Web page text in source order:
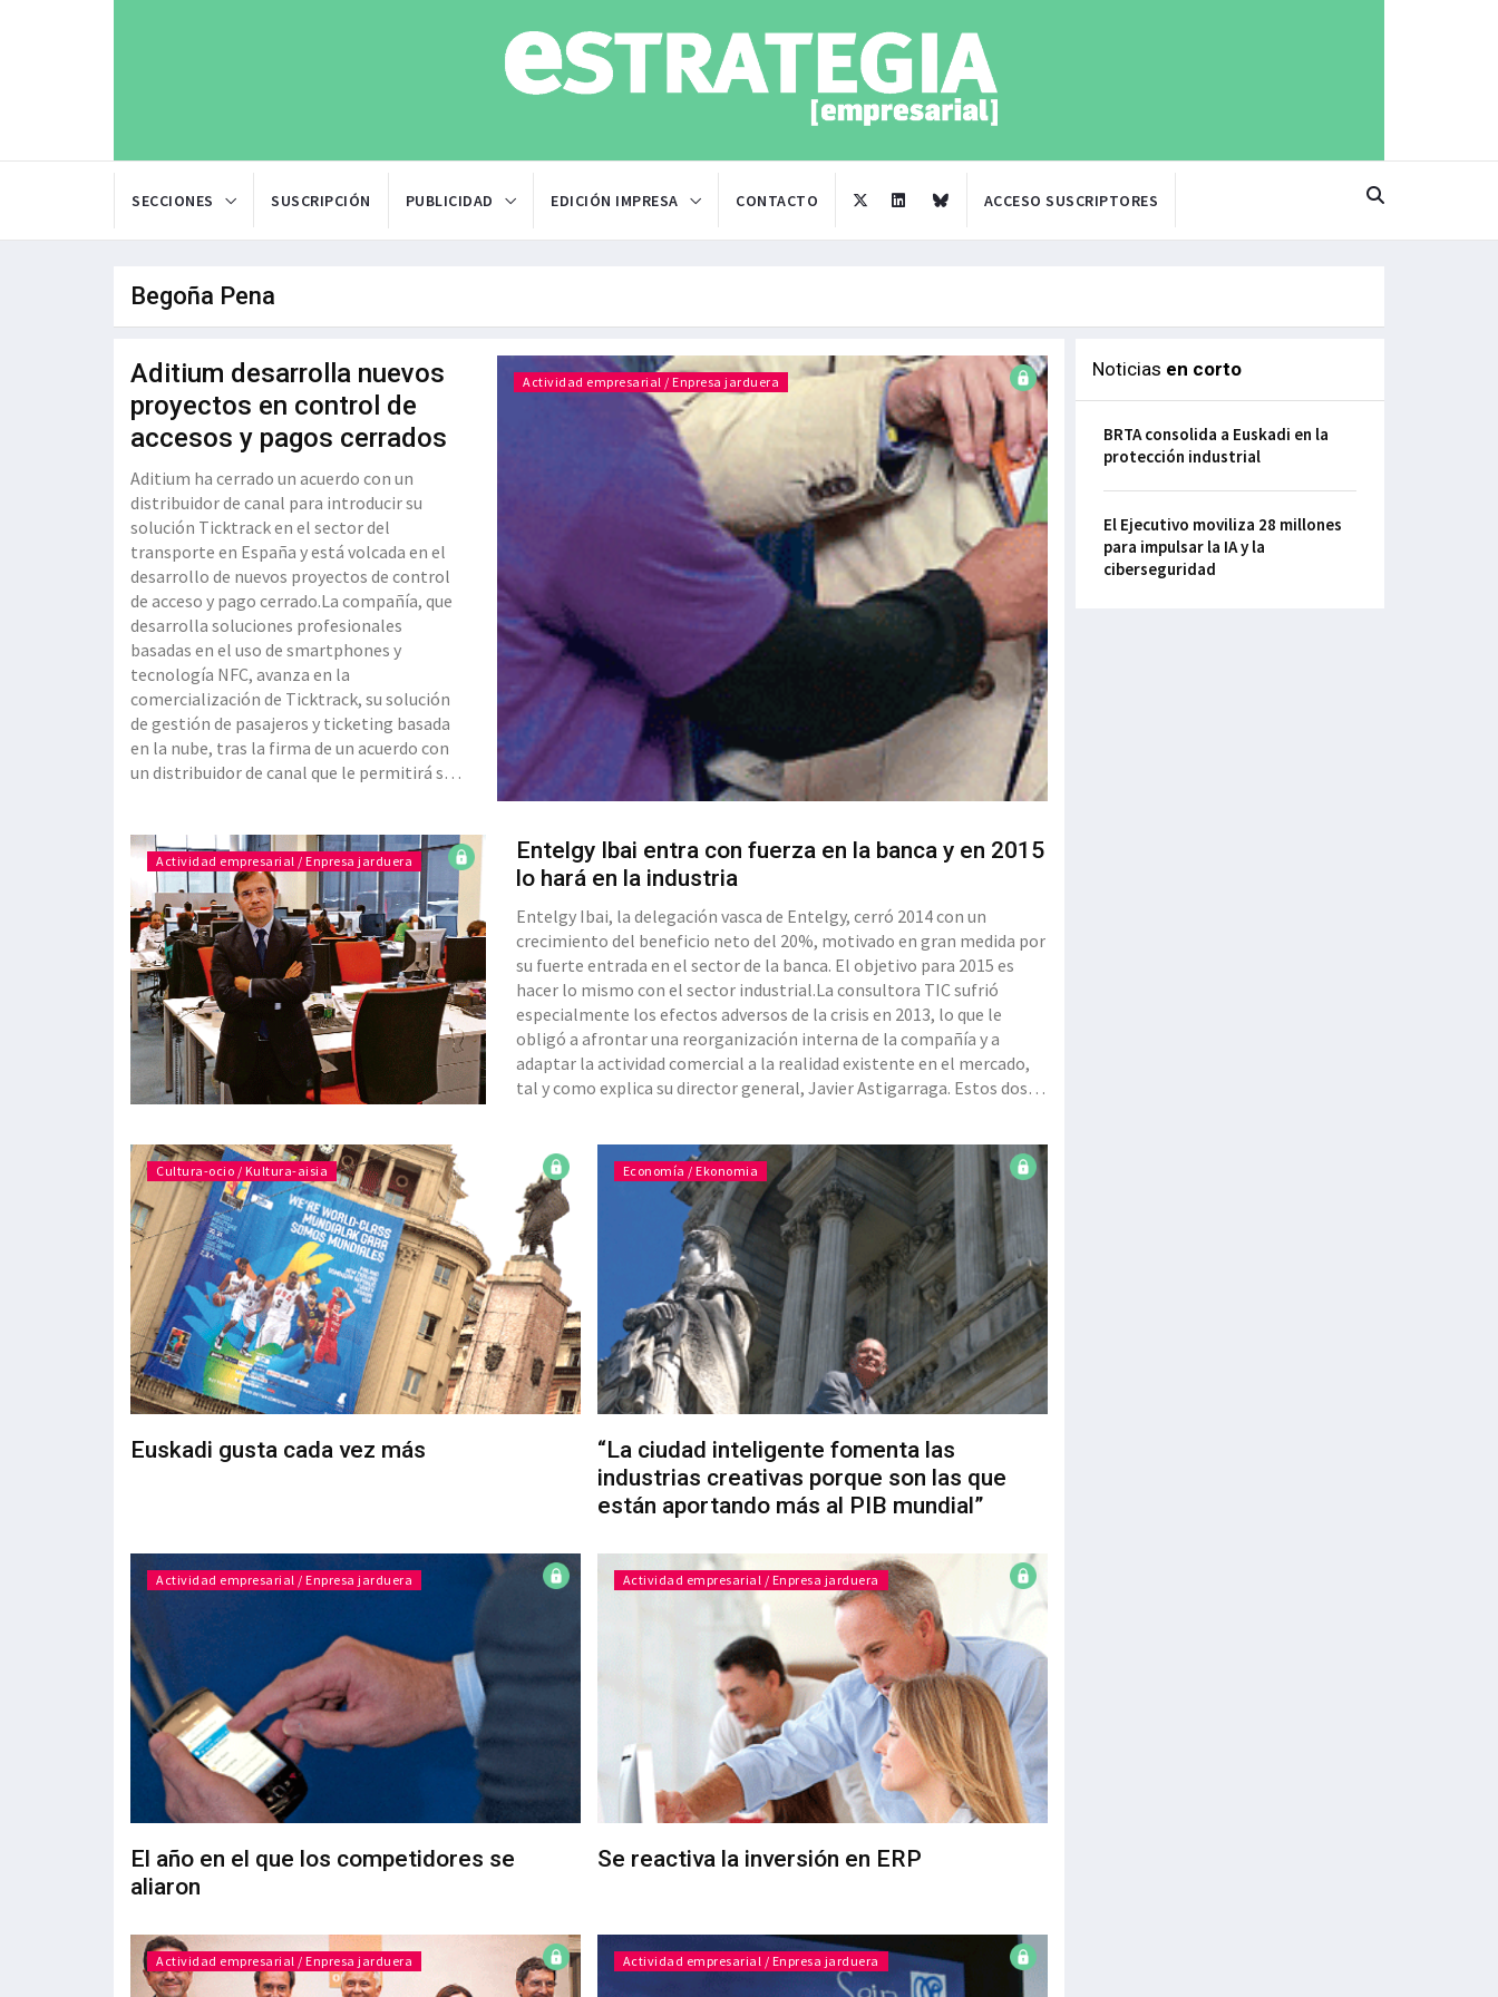
SECCIONES SUSCRIPCIÓN PUBLICIDAD EDICIÓN IMPRESA CONTACTO ACCESO SUSCRIPTORES
Begoña Pena
Aditium desarrolla nuevos
proyectos en control de
accesos y pagos cerrados
Aditium ha cerrado un acuerdo con un
distribuidor de canal para introducir su
solución Ticktrack en el sector del
transporte en España y está volcada en el
desarrollo de nuevos proyectos de control
de acceso y pago cerrado.La compañía, que
desarrolla soluciones profesionales
basadas en el uso de smartphones y
tecnología NFC, avanza en la
comercialización de Ticktrack, su solución
de gestión de pasajeros y ticketing basada
en la nube, tras la firma de un acuerdo con
un distribuidor de canal que le permitirá su
diferentes compañías. Cabe recordar que
esta solución
Actividad empresarial / Enpresa jarduera
Actividad empresarial / Enpresa jarduera
Entelgy Ibai entra con fuerza en la banca y en 2015
lo hará en la industria
Entelgy Ibai, la delegación vasca de Entelgy, cerró 2014 con un
crecimiento del beneficio neto del 20%, motivado en gran medida por
su fuerte entrada en el sector de la banca. El objetivo para 2015 es
hacer lo mismo con el sector industrial.La consultora TIC sufrió
especialmente los efectos adversos de la crisis en 2013, lo que le
obligó a afrontar una reorganización interna de la compañía y a
adaptar la actividad comercial a la realidad existente en el mercado,
tal y como explica su director general, Javier Astigarraga. Estos dos
Cultura-ocio / Kultura-aisia
Euskadi gusta cada vez más
Economía / Ekonomia
“La ciudad inteligente fomenta las
industrias creativas porque son las que
están aportando más al PIB mundial”
Actividad empresarial / Enpresa jarduera
El año en el que los competidores se
aliaron
Actividad empresarial / Enpresa jarduera
Se reactiva la inversión en ERP
Actividad empresarial / Enpresa jarduera Actividad empresarial / Enpresa jarduera
Noticias en corto
BRTA consolida a Euskadi en la
protección industrial
El Ejecutivo moviliza 28 millones
para impulsar la IA y la
ciberseguridad